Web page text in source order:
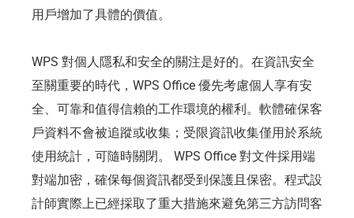
用戶增加了具體的價值。
WPS 對個人隱私和安全的關注是好的。在資訊安全
至關重要的時代，WPS Office 優先考慮個人享有安
全、可靠和值得信賴的工作環境的權利。軟體確保客
戶資料不會被追蹤或收集；受限資訊收集僅用於系統
使用統計，可隨時關閉。 WPS Office 對文件採用端
對端加密，確保每個資訊都受到保護且保密。程式設
計師實際上已經採取了重大措施來避免第三方訪問客